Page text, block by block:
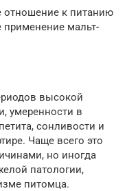
отношение к питанию
применение мальт-
высокой
умеренности в
сонливости и
Чаще всего это
но иногда
патологии,
питомца.